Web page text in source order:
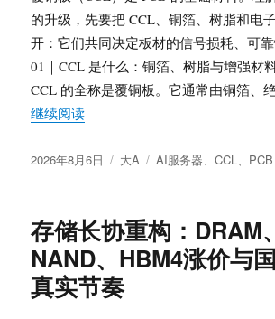
的升级，先要把 CCL、铜箔、树脂和电
开：它们共同决定板材的信号损耗、可靠
01｜CCL 是什么：铜箔、树脂与增强材
CCL 的全称是覆铜板。它通常由铜箔、
继续阅读“CCL 是什么？从覆铜板结构
发
2026年8月6日
分
大A
标
AI服务器 、CCL PCB
存储长协重构：DRAM、
NAND、HBM4涨价与
真实节奏